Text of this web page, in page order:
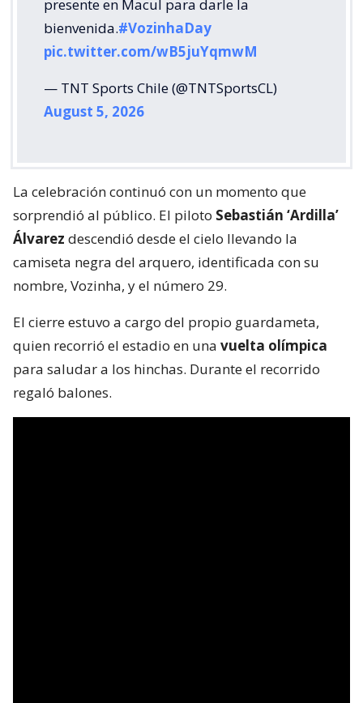
presente en Macul para darle la
bienvenida.#VozinhaDay
pic.twitter.com/wB5juYqmwM
— TNT Sports Chile (@TNTSportsCL)
August 5, 2026
La celebración continuó con un momento que
sorprendió al público. El piloto Sebastián ‘Ardilla’
Álvarez descendió desde el cielo llevando la
camiseta negra del arquero, identificada con su
nombre, Vozinha, y el número 29.
El cierre estuvo a cargo del propio guardameta,
quien recorrió el estadio en una vuelta olímpica
para saludar a los hinchas. Durante el recorrido
regaló balones.